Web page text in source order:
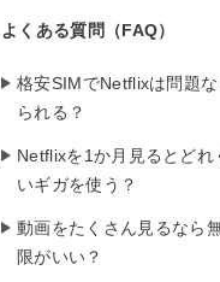
よくある質問（FAQ）
格安SIMでNetflixは問題
られる？
Netflixを1か月見るとどれ
いギガを使う？
動画をたくさん見るなら
限がいい？